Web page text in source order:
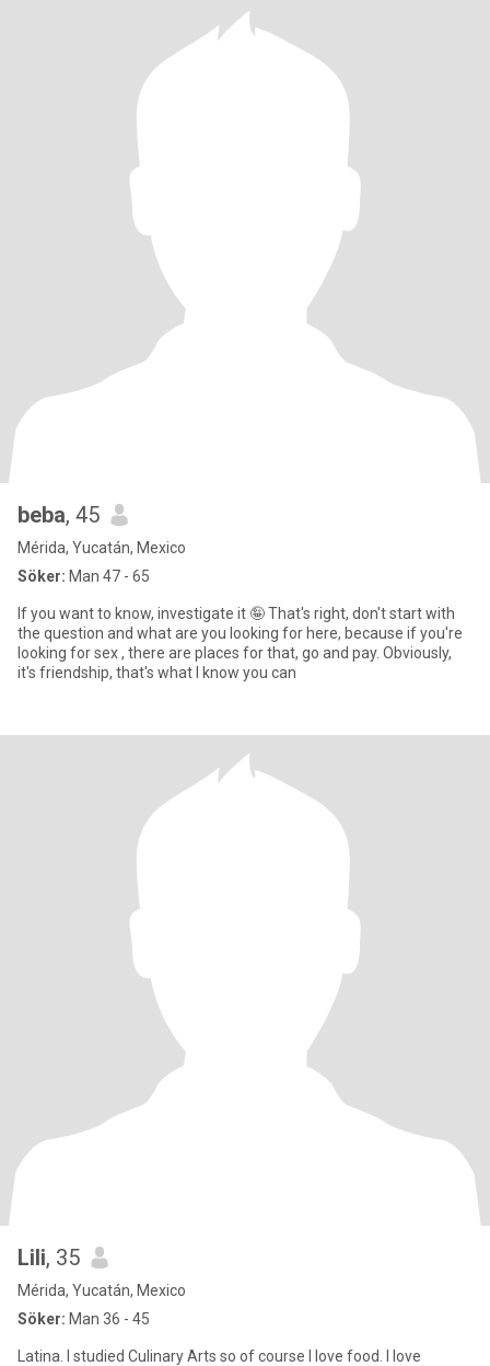
beba, 45
Mérida, Yucatán, Mexico
Söker: Man 47 - 65
If you want to know, investigate it 🤪 That's right, don't start with
the question and what are you looking for here, because if you're
looking for sex , there are places for that, go and pay. Obviously,
it's friendship, that's what I know you can
Lili, 35
Mérida, Yucatán, Mexico
Söker: Man 36 - 45
Latina. I studied Culinary Arts so of course I love food. I love